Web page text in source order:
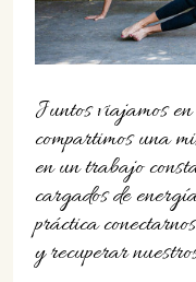
Juntos viajamos
compartimos una
en un trabajo
cargados de
práctica
y recuperar